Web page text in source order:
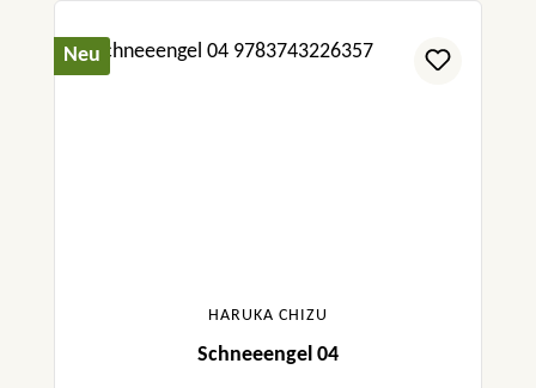
Neu
HARUKA CHIZU
Schneeengel 04